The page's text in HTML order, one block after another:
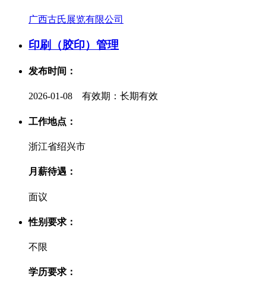
广西古氏展览有限公司
印刷（胶印）管理
发布时间：
2026-01-08 有效期：长期有效
工作地点：
浙江省绍兴市
月薪待遇：
面议
性别要求：
不限
学历要求：